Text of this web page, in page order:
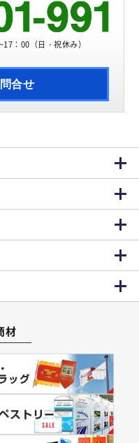
：00（日・祝休み）
合せ
材